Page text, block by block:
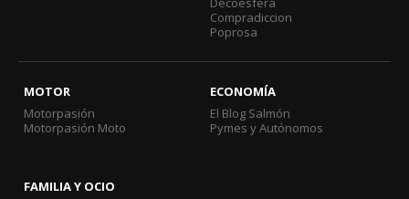
Compradiccion
Poprosa
MOTOR
Motorpasión
Motorpasión Moto
ECONOMÍA
El Blog Salmón
Pymes y Autónomos
FAMILIA Y OCIO